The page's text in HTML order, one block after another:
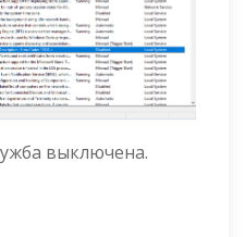
выключена.